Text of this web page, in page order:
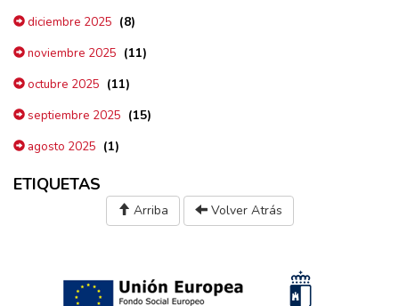
diciembre 2025 (8)
noviembre 2025 (11)
octubre 2025 (11)
septiembre 2025 (15)
agosto 2025 (1)
ETIQUETAS
Arriba Volver Atrás